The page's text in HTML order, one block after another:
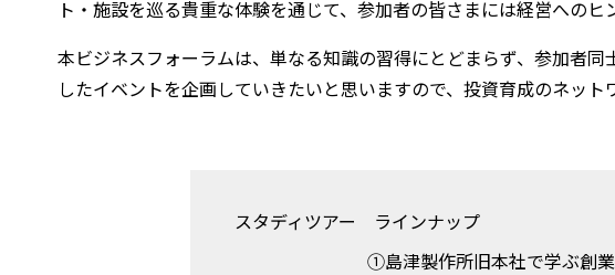
ト・施設を巡る貴重な体験を通じて、参加者の皆さまには経営へのヒ
本ビジネスフォーラムは、単なる知識の習得にとどまらず、参加者
したイベントを企画していきたいと思いますので、投資育成のネッ
スタディツアー ラインナップ
①島津製作所旧本社で学ぶ創